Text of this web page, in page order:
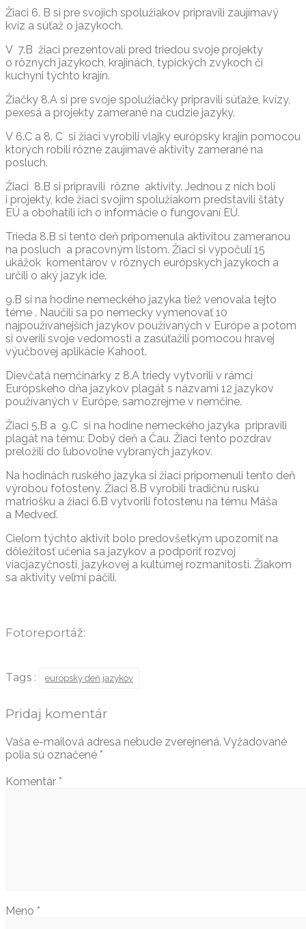
Žiaci 6. B si pre svojich spolužiakov pripravili zaujímavý
kvíz a súťaž o jazykoch.
V 7.B žiaci prezentovali pred triedou svoje projekty
o rôznych jazykoch, krajinách, typických zvykoch či
kuchyni týchto krajín.
Žiačky 8.A si pre svoje spolužiačky pripravili súťaže, kvízy,
pexesá a projekty zamerané na cudzie jazyky.
V 6.C a 8. C si žiaci vyrobili vlajky európsky krajín pomocou
ktorých robili rôzne zaujímavé aktivity zamerané na
posluch.
Žiaci 8.B si pripravili rôzne aktivity. Jednou z nich boli
i projekty, kde žiaci svojim spolužiakom predstavili štáty
EÚ a obohatili ich o informácie o fungovaní EÚ.
Trieda 8.B si tento deň pripomenula aktivitou zameranou
na posluch a pracovným listom. Žiaci si vypočuli 15
ukážok komentárov v rôznych európskych jazykoch a
určili o aký jazyk ide.
9.B si na hodine nemeckého jazyka tiež venovala tejto
téme . Naučili sa po nemecky vymenovať 10
najpoužívanejších jazykov používaných v Európe a potom
si overili svoje vedomosti a zasúťažili pomocou hravej
výučbovej aplikácie Kahoot.
Dievčatá nemčinárky z 8.A triedy vytvorili v rámci
Európskeho dňa jazykov plagát s názvami 12 jazykov
používaných v Európe, samozrejme v nemčine.
Žiaci 5.B a 9.C si na hodine nemeckého jazyka pripravili
plagát na tému: Dobý deň a Čau. Žiaci tento pozdrav
preložili do ľubovoľne vybraných jazykov.
Na hodinách ruského jazyka si žiaci pripomenuli tento deň
výrobou fotosteny. Žiaci 8.B vyrobili tradičnú ruskú
matriošku a žiaci 6.B vytvorili fotostenu na tému Máša
a Medveď.
Cieľom týchto aktivít bolo predovšetkým upozorniť na
dôležitosť učenia sa jazykov a podporiť rozvoj
viacjazyčnosti, jazykovej a kultúrnej rozmanitosti. Žiakom
sa aktivity veľmi páčili.
Fotoreportáž:
Tags : európsky deň jazykov
Pridaj komentár
Vaša e-mailová adresa nebude zverejnená. Vyžadované
polia sú označené *
Komentár *
Meno *